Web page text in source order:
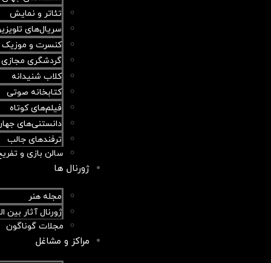
تئاتر و نمایش
سریال‌های
کنسرت و موزیک
گردشگری مجازی
کلاب شنیدانه
کتابخانه صوتی
فیلم‌های کوتاه
دانستنی‌های
ترفندهای جالب
سالن بازی و
ژورنال ها
مجله هنر
ژورنال آثار بین
مجلات گوناگون
مراکز و مشاغل